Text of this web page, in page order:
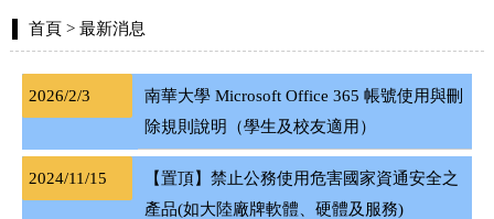
首頁> 最新消息
2026/2/3
南華大學 Microsoft Office 365 帳號使用與刪
除規則說明（學生及校友適用）
2024/11/15
【置頂】禁止公務使用危害國家資通安全之
產品(如大陸廠牌軟體、硬體及服務)